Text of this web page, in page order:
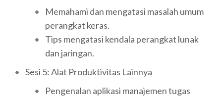
Memahami dan mengatasi masalah umum
perangkat keras.
Tips mengatasi kendala perangkat lunak
dan jaringan.
Sesi 5: Alat Produktivitas Lainnya
Pengenalan aplikasi manajemen tugas